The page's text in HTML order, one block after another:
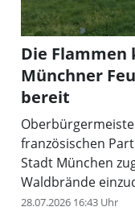
Die Flammen
Münchner
bereit
französischen
Stadt München
Waldbrände
der Stadt immer
28.07.2026 16:43 Uhr